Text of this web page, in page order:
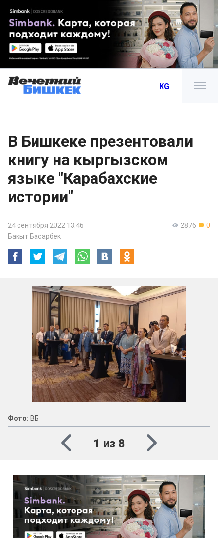
KG
В Бишкеке презентовали
книгу на кыргызском
языке "Карабахские
истории"
2876 0
24 сентября 2022 13:46
Бакыт Басарбек
Фото: ВБ
1 из 8